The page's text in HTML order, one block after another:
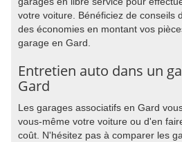
votre voiture. Bénéficiez de conseils
des économies en montant vos
garage en Gard.
Entretien auto dans un
Gard
Les garages associatifs en Gard
vous-même votre voiture ou d'en
coût. N'hésitez pas à comparer les